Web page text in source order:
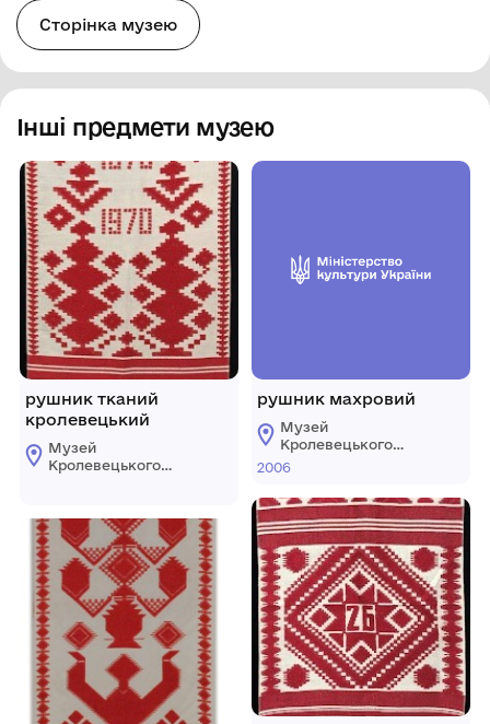
Сторінка музею
Інші предмети музею
рушник тканий
кролевецький
Музей
Кролевецького
міської ради
рушник махровий
Музей
Кролевецького
ткацтва
міської ради
2006